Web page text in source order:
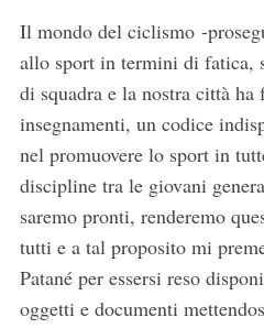
Il mondo del ciclismo -
allo sport in termini di fatica,
di squadra e la nostra città
insegnamenti, un codice
nel promuovere lo sport in
discipline tra le giovani
saremo pronti, renderemo
tutti e a tal proposito mi
Patané per essersi reso
oggetti e documenti